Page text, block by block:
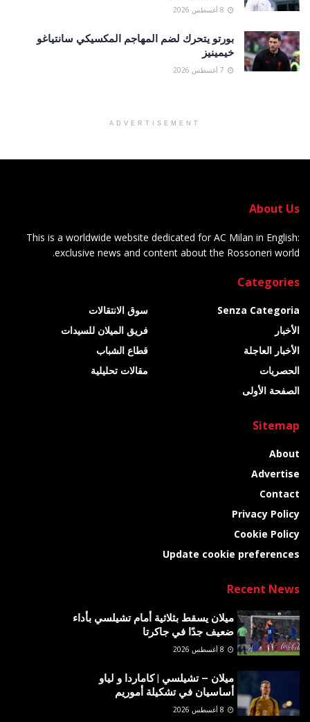
بورتو يتحرك لضم المهاجم المكسيكي سانتياغو
خيمينيز
ADVERTISEMENT
About Us
This is a worldwide website dedicated for AC Milan in English:
exclusive news and content about the Rossoneri world.
Categories
Senza Categoria
الأخبار
الأخبار العاجلة
الحصريات
الصفحة الأولى
سوق الانتقالات
فريق الميلان للسيدات
قطاع الشباب
مقالات تحليلية
Sitemap
About
Advertise
Contact
Privacy Policy
Cookie Policy
Update cookie preferences
Recent News
ميلان يسقط بثلاثية أمام تشيلسي بأداء
ضعيف جدًا في جاكرتا
ميلان – تشيلسي | كاماردا و لياو
أساسيان في تشكيلة أموريم